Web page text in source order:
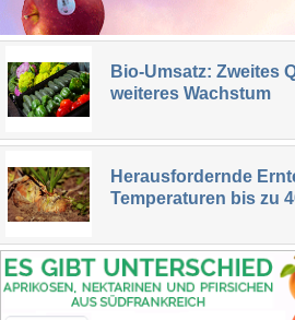
Bio-Umsatz: Zweites
weiteres Wachstum
Herausfordernde
Temperaturen bis zu